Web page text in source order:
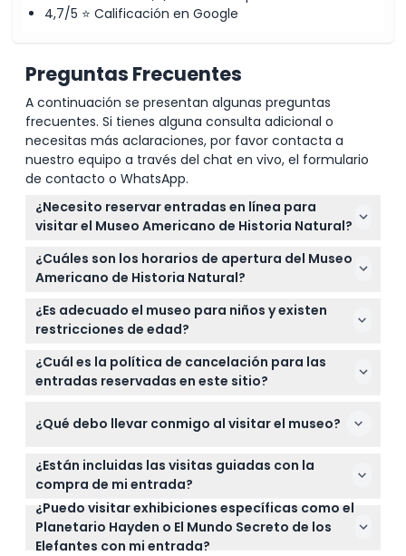
4,7/5 ⭐ Calificación en Google
Preguntas Frecuentes
A continuación se presentan algunas preguntas
frecuentes. Si tienes alguna consulta adicional o
necesitas más aclaraciones, por favor contacta a
nuestro equipo a través del chat en vivo, el formulario
de contacto o WhatsApp.
¿Necesito reservar entradas en línea para
visitar el Museo Americano de Historia Natural?
Sí, todos los visitantes deben reservar entradas con
hora de acceso en línea con anticipación en este
¿Cuáles son los horarios de apertura del Museo
Americano de Historia Natural?
El museo está abierto todos los días de 10 a. m. a
5:30 p. m., excepto en el Día de Acción de Gracias y
momento de la reserva).
¿Es adecuado el museo para niños y existen
restricciones de edad?
Los niños de 0 a 12 años deben estar acompañados
por un adulto que pague la entrada, y la entrada es
¿Cuál es la política de cancelación para las
entradas reservadas en este sitio?
no se pueden hacer cancelaciones, reembolsos ni
¿Qué debo llevar conmigo al visitar el museo?
Lleve su entrada impresa o digital con su reserva de
hora de acceso, una identificación válida si usa la
entrada de pago voluntario para residentes, y
zapatos cómodos para caminar.
¿Están incluidas las visitas guiadas con la
compra de mi entrada?
No, las visitas guiadas no están incluidas; su entrada
solo cubre la admisión general al museo.
¿Puedo visitar exhibiciones específicas como el
Planetario Hayden o El Mundo Secreto de los
Elefantes con mi entrada?